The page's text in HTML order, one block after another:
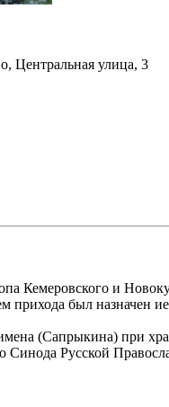
Центральная улица, 3
Кемеровского и
прихода был
(Сапрыкина) при
Русской